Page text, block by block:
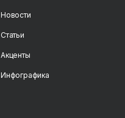
Новости
Статьи
Акценты
Инфографика